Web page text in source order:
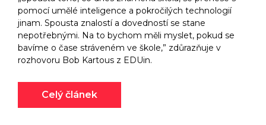
pomocí umělé inteligence a pokročilých technologií
jinam. Spousta znalostí a dovedností se stane
nepotřebnými. Na to bychom měli myslet, pokud se
bavíme o čase stráveném ve škole,” zdůrazňuje v
rozhovoru Bob Kartous z EDUin.
Celý článek